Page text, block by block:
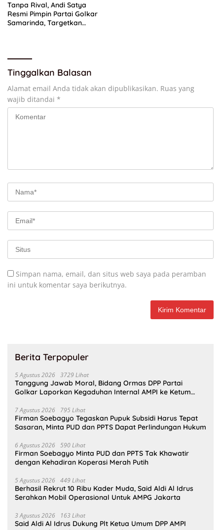
Tanpa Rival, Andi Satya
Resmi Pimpin Partai Golkar
Samarinda, Targetkan
Tinggalkan Balasan
Alamat email Anda tidak akan dipublikasikan. Ruas yang
wajib ditandai *
Simpan nama, email, dan situs web saya pada peramban
ini untuk komentar saya berikutnya.
Berita Terpopuler
5 Agustus 2026 3729 Lihat
Tanggung Jawab Moral, Bidang Ormas DPP Partai
Golkar Laporkan Kegaduhan Internal AMPI ke Ketum
7 Agustus 2026 795 Lihat
Firman Soebagyo Tegaskan Pupuk Subsidi Harus Tepat
Sasaran, Minta PUD dan PPTS Dapat Perlindungan Hukum
6 Agustus 2026 590 Lihat
Firman Soebagyo Minta PUD dan PPTS Tak Khawatir
dengan Kehadiran Koperasi Merah Putih
5 Agustus 2026 449 Lihat
Berhasil Rekrut 10 Ribu Kader Muda, Said Aldi Al Idrus
Serahkan Mobil Operasional Untuk AMPG Jakarta
3 Agustus 2026 163 Lihat
Said Aldi Al Idrus Dukung Plt Ketua Umum DPP AMPI